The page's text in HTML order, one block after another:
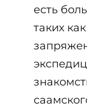
есть
таких